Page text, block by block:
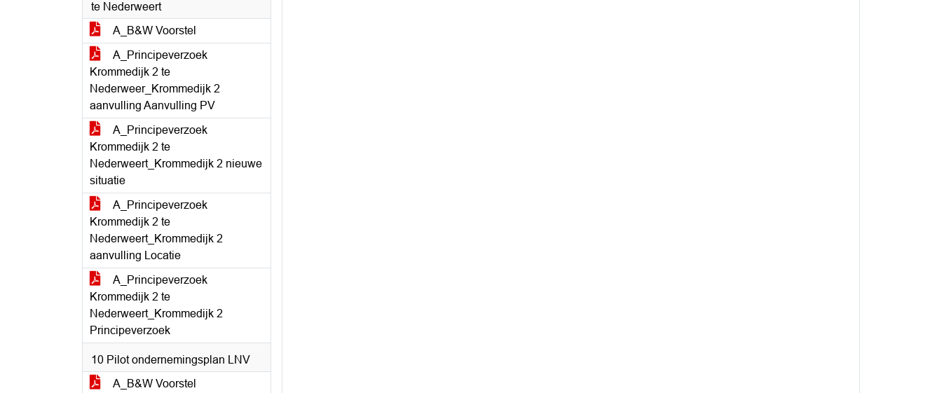
te Nederweert
A_B&W Voorstel
A_Principeverzoek
Krommedijk 2 te
Nederweer_Krommedijk 2
aanvulling Aanvulling PV
A_Principeverzoek
Krommedijk 2 te
Nederweert_Krommedijk 2 nieuwe
situatie
A_Principeverzoek
Krommedijk 2 te
Nederweert_Krommedijk 2
aanvulling Locatie
A_Principeverzoek
Krommedijk 2 te
Nederweert_Krommedijk 2
Principeverzoek
10 Pilot ondernemingsplan LNV
A_B&W Voorstel